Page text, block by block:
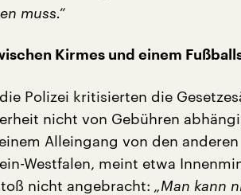
muss.“
Kirmes und einem
Polizei kritisierten die
nicht von Gebühren
Alleingang von den anderen
Westfalen, meint etwa
nicht angebracht: „Man kann